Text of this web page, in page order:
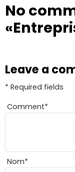
No
Leave a
* Required fields
Comment*
Nom*